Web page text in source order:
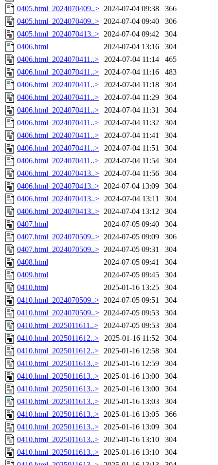
0405.html_2024070409..> 2024-07-04 09:38
366
0405.html_2024070409..> 2024-07-04 09:40
306
0405.html_2024070413..> 2024-07-04 09:42
304
0406.html
2024-07-04 13:16
304
0406.html_2024070411..>
2024-07-04 11:14
465
0406.html_2024070411..>
2024-07-04 11:16
483
0406.html_2024070411..>
2024-07-04 11:18
304
0406.html_2024070411..>
2024-07-04 11:29
304
0406.html_2024070411..>
2024-07-04 11:31
304
0406.html_2024070411..>
2024-07-04 11:32
304
0406.html_2024070411..>
2024-07-04 11:41
304
0406.html_2024070411..>
2024-07-04 11:51
304
0406.html_2024070411..>
2024-07-04 11:54
304
0406.html_2024070413..> 2024-07-04 11:56
304
0406.html_2024070413..> 2024-07-04 13:09
304
0406.html_2024070413..> 2024-07-04 13:11
304
0406.html_2024070413..> 2024-07-04 13:12
304
0407.html
2024-07-05 09:40
304
0407.html_2024070509..> 2024-07-05 09:09
306
0407.html_2024070509..> 2024-07-05 09:31
304
0408.html
2024-07-05 09:41
304
0409.html
2024-07-05 09:45
304
0410.html
2025-01-16 13:25
304
0410.html_2024070509..> 2024-07-05 09:51
304
0410.html_2024070509..> 2024-07-05 09:53
304
0410.html_2025011611..>
2024-07-05 09:53
304
0410.html_2025011612..>
2025-01-16 11:52
304
0410.html_2025011612..> 2025-01-16 12:58
304
0410.html_2025011613..> 2025-01-16 12:59
304
0410.html_2025011613..> 2025-01-16 13:00
304
0410.html_2025011613..> 2025-01-16 13:00
304
0410.html_2025011613..> 2025-01-16 13:03
304
0410.html_2025011613..> 2025-01-16 13:05
366
0410.html_2025011613..> 2025-01-16 13:09
304
0410.html_2025011613..> 2025-01-16 13:10
304
0410.html_2025011613..> 2025-01-16 13:10
304